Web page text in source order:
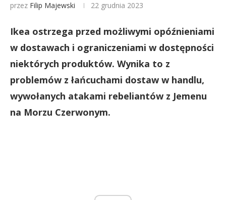
przez Filip Majewski 22 grudnia 2023
Ikea ostrzega przed możliwymi opóźnieniami
w dostawach i ograniczeniami w dostępności
niektórych produktów. Wynika to z
problemów z łańcuchami dostaw w handlu,
wywołanych atakami rebeliantów z Jemenu
na Morzu Czerwonym.